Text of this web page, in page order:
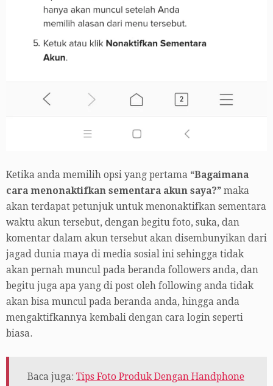
Ketika anda memilih opsi yang pertama “Bagaimana
cara menonaktifkan sementara akun saya?” maka
akan terdapat petunjuk untuk menonaktifkan sementara
waktu akun tersebut, dengan begitu foto, suka, dan
komentar dalam akun tersebut akan disembunyikan dari
jagad dunia maya di media sosial ini sehingga tidak
akan pernah muncul pada beranda followers anda, dan
begitu juga apa yang di post oleh following anda tidak
akan bisa muncul pada beranda anda, hingga anda
mengaktifkannya kembali dengan cara login seperti
biasa.
Baca juga: Tips Foto Produk Dengan Handphone